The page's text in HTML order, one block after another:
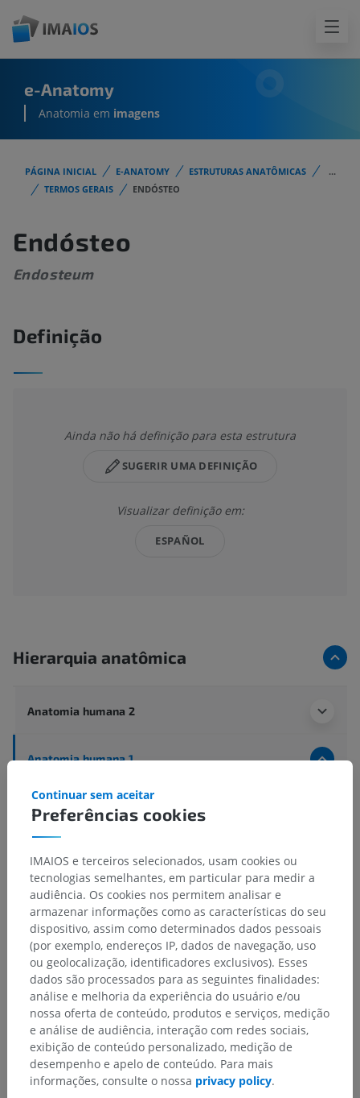
e-Anatomy
Anatomia em imagens
PÁGINA INICIAL E-ANATOMY ESTRUTURAS ANATÔMICAS
...
TERMOS GERAIS
ENDÓSTEO
Endósteo
Endosteum
Definição
Ainda não há definição para esta estrutura
SUGERIR UMA DEFINIÇÃO
Visualizar definição em:
ESPAÑOL
Hierarquia anatômica
Anatomia humana 2
Anatomia humana 1
Anatomia sistêmica
Termos gerais
> Endósteo
Estruturas subjacentes:
subjacente para esta parte anatômica
Traduções
Encontrou um erro?
Não hesite em nos sugerir uma correção, tradução ou
melhora de conteúdo.
Preferências cookies
Continuar sem aceitar
IMAIOS e terceiros selecionados, usam cookies ou
tecnologias semelhantes, em particular para medir a
audiência. Os cookies nos permitem analisar e
armazenar informações como as características do seu
dispositivo, assim como determinados dados pessoais
(por exemplo, endereços IP, dados de navegação, uso
ou geolocalização, identificadores exclusivos). Esses
dados são processados para as seguintes finalidades:
análise e melhoria da experiência do usuário e/ou
nossa oferta de conteúdo, produtos e serviços, medição
e análise de audiência, interação com redes sociais,
exibição de conteúdo personalizado, medição de
desempenho e apelo de conteúdo. Para mais
informações, consulte o nossa privacy policy.